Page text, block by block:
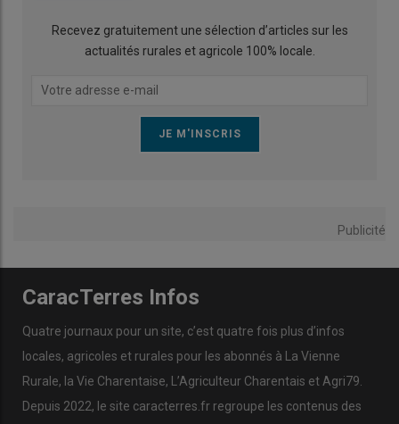
Recevez gratuitement une sélection d’articles sur les
actualités rurales et agricole 100% locale.
Publicité
CaracTerres Infos
Quatre journaux pour un site, c’est quatre fois plus d’infos
locales, agricoles et rurales pour les abonnés à La Vienne
Rurale, la Vie Charentaise, L’Agriculteur Charentais et Agri79.
Depuis 2022, le site caracterres.fr regroupe les contenus des